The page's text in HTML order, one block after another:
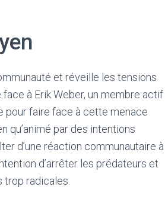
et réveille les tensions
à Erik Weber, un membre actif
pour faire face à cette menace
qu’animé par des intentions
d’une réaction communautaire à
d’arrêter les prédateurs et
trop radicales.